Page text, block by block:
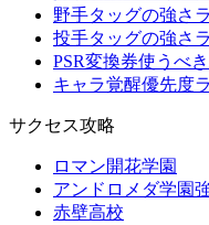
野手タッグの強さ
投手タッグの強さ
PSR変換券使うべ
キャラ覚醒優先度
サクセス攻略
ロマン開花学園
アンドロメダ学園
赤壁高校